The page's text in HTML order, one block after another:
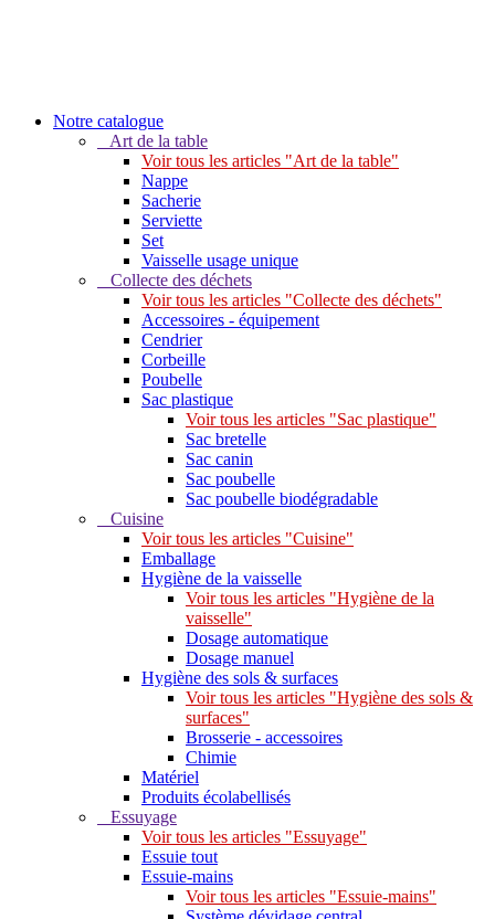
Notre catalogue
Art de la table
Voir tous les articles "Art de la table"
Nappe
Sacherie
Serviette
Set
Vaisselle usage unique
Collecte des déchets
Voir tous les articles "Collecte des déchets"
Accessoires - équipement
Cendrier
Corbeille
Poubelle
Sac plastique
Voir tous les articles "Sac plastique"
Sac bretelle
Sac canin
Sac poubelle
Sac poubelle biodégradable
Cuisine
Voir tous les articles "Cuisine"
Emballage
Hygiène de la vaisselle
Voir tous les articles "Hygiène de la
vaisselle"
Dosage automatique
Dosage manuel
Hygiène des sols & surfaces
Voir tous les articles "Hygiène des sols &
surfaces"
Brosserie - accessoires
Chimie
Matériel
Produits écolabellisés
Essuyage
Voir tous les articles "Essuyage"
Essuie tout
Essuie-mains
Voir tous les articles "Essuie-mains"